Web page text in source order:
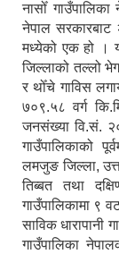
नासोँ
नेपाल
मध्येको एक हो ।
जिल्लाको तल्लो
र थोँचे गाविस
७०९.५८ वर्ग
जनसंख्या वि.सं.
गाउँपालिकाको
लमजुङ जिल्ला,
तिब्बत तथा
गाउँपालिकामा ९
साविक धारापानी
गाउँपालिका